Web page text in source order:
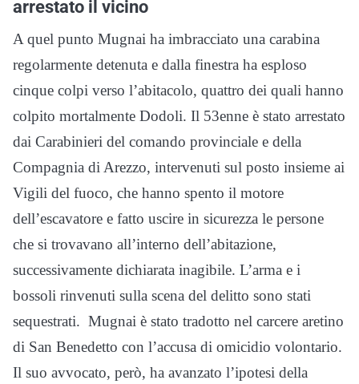
arrestato il vicino
A quel punto Mugnai ha imbracciato una carabina
regolarmente detenuta e dalla finestra ha esploso
cinque colpi verso l’abitacolo, quattro dei quali hanno
colpito mortalmente Dodoli. Il 53enne è stato arrestato
dai Carabinieri del comando provinciale e della
Compagnia di Arezzo, intervenuti sul posto insieme ai
Vigili del fuoco, che hanno spento il motore
dell’escavatore e fatto uscire in sicurezza le persone
che si trovavano all’interno dell’abitazione,
successivamente dichiarata inagibile. L’arma e i
bossoli rinvenuti sulla scena del delitto sono stati
sequestrati. Mugnai è stato tradotto nel carcere aretino
di San Benedetto con l’accusa di omicidio volontario.
Il suo avvocato, però, ha avanzato l’ipotesi della